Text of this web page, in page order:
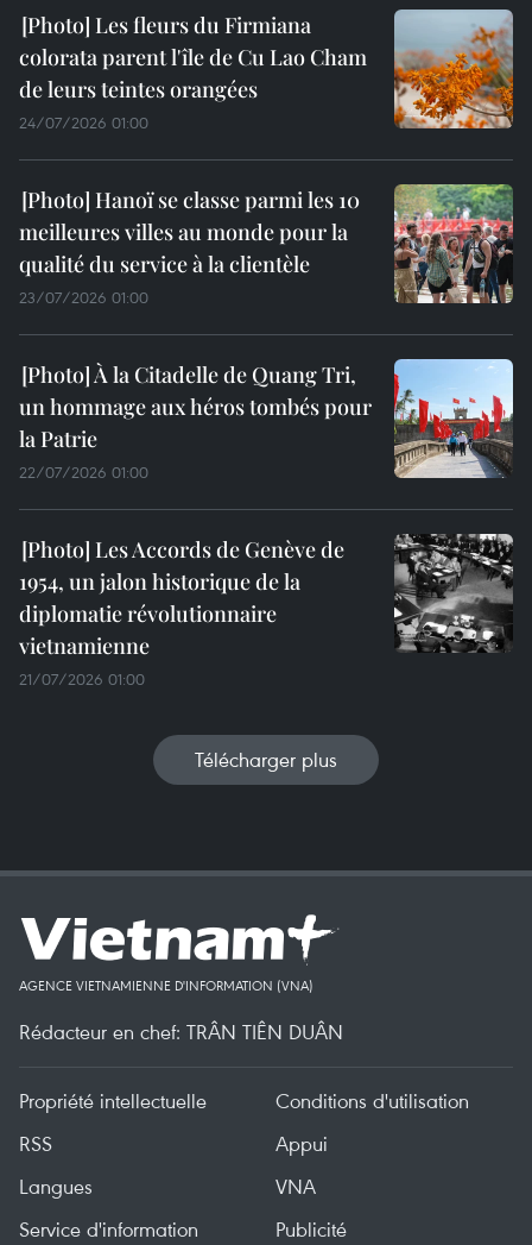
Les fleurs du Firmiana
colorata parent l'île de Cu Lao Cham
de leurs teintes orangées
24/07/2026 01:00
Hanoï se classe parmi les 10
meilleures villes au monde pour la
qualité du service à la clientèle
23/07/2026 01:00
À la Citadelle de Quang Tri,
un hommage aux héros tombés pour
la Patrie
22/07/2026 01:00
Les Accords de Genève de
1954, un jalon historique de la
diplomatie révolutionnaire
vietnamienne
21/07/2026 01:00
Télécharger plus
AGENCE VIETNAMIENNE D'INFORMATION (VNA)
Rédacteur en chef: TRÂN TIÊN DUÂN
Propriété intellectuelle
Conditions d'utilisation
RSS
Appui
Langues
VNA
Service d'information
Publicité